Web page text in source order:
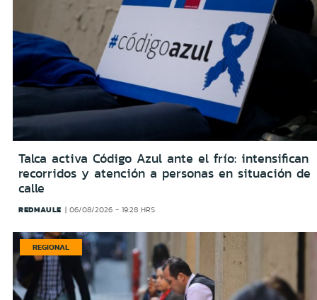
Talca activa Código Azul ante el frío: intensifican
recorridos y atención a personas en situación de
calle
REDMAULE 06/08/2026 - 19:28 HRS
REGIONAL